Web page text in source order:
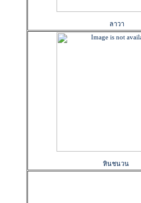
ลาวา
หินชนวน